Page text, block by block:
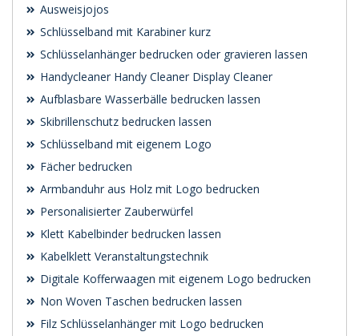
Ausweisjojos
Schlüsselband mit Karabiner kurz
Schlüsselanhänger bedrucken oder gravieren lassen
Handycleaner Handy Cleaner Display Cleaner
Aufblasbare Wasserbälle bedrucken lassen
Skibrillenschutz bedrucken lassen
Schlüsselband mit eigenem Logo
Fächer bedrucken
Armbanduhr aus Holz mit Logo bedrucken
Personalisierter Zauberwürfel
Klett Kabelbinder bedrucken lassen
Kabelklett Veranstaltungstechnik
Digitale Kofferwaagen mit eigenem Logo bedrucken
Non Woven Taschen bedrucken lassen
Filz Schlüsselanhänger mit Logo bedrucken